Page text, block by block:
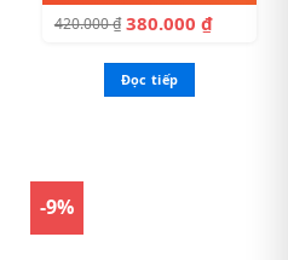
420.000₫ 380.000 ₫
Đọc tiếp
-9%